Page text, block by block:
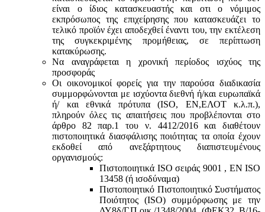
είναι ο ίδιος κατασκευαστής και oτι ο νόμιμος
εκπρόσωπος της επιχείρησης που κατασκευάζει το
τελικό προϊόν έχει αποδεχθεί έναντι του, την εκτέλεση
της συγκεκριμένης προμήθειας, σε περίπτωση
κατακύρωσης.
Να αναγράφεται η χρονική περίοδος ισχύος της
προσφοράς
Οι οικονομικοί φορείς για την παρούσα διαδικασία
συμμορφώνονται με ισχύοντα διεθνή ή/και ευρωπαϊκά
ή/ και εθνικά πρότυπα (ISO, ΕΝ,ΕΛΟΤ κ.λ.π.),
πληρούν όλες τις απαιτήσεις που προβλέπονται στο
άρθρο 82 παρ.1 του ν. 4412/2016 και διαθέτουν
πιστοποιητικά διασφάλισης ποιότητας τα οποία έχουν
εκδοθεί από ανεξάρτητους διαπιστευμένους
οργανισμούς:
Πιστοποιητικά ISO σειράς 9001 , ΕΝ ISO
13458 (ή ισοδύναμα)
Πιστοποιητικό Πιστοποιητικό Συστήματος
Ποιότητος (ISO) συμμόρφωσης με την